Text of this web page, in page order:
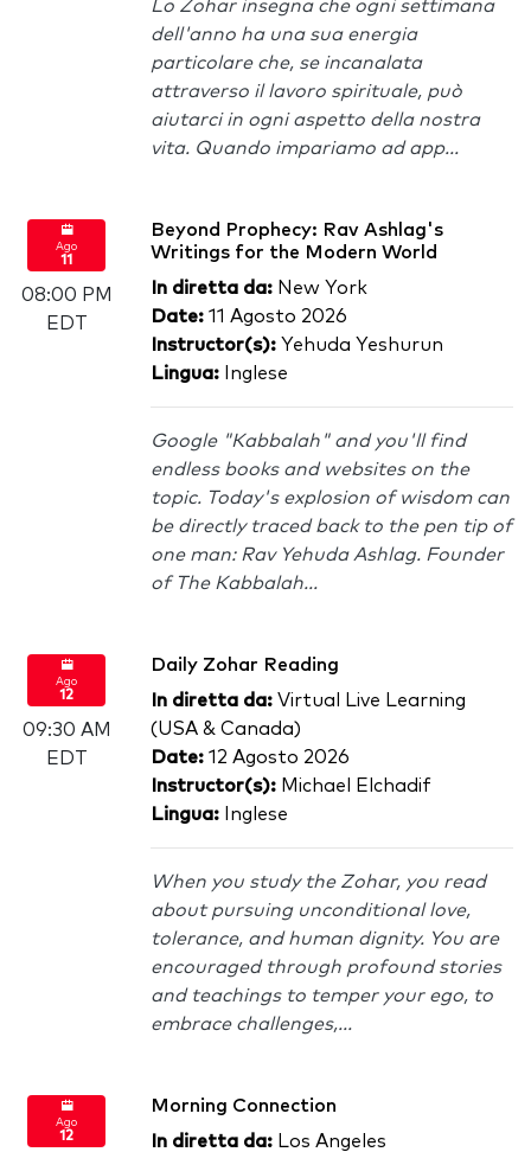
Lo Zohar insegna che ogni settimana
dell'anno ha una sua energia
particolare che, se incanalata
attraverso il lavoro spirituale, può
aiutarci in ogni aspetto della nostra
vita. Quando impariamo ad app...
Ago
11
08:00 PM
EDT
Beyond Prophecy: Rav Ashlag's
Writings for the Modern World
In diretta da: New York
Date: 11 Agosto 2026
Instructor(s): Yehuda Yeshurun
Lingua: Inglese
Google "Kabbalah" and you'll find
endless books and websites on the
topic. Today's explosion of wisdom can
be directly traced back to the pen tip of
one man: Rav Yehuda Ashlag. Founder
of The Kabbalah...
Ago
12
09:30 AM
EDT
Daily Zohar Reading
In diretta da: Virtual Live Learning
(USA & Canada)
Date: 12 Agosto 2026
Instructor(s): Michael Elchadif
Lingua: Inglese
When you study the Zohar, you read
about pursuing unconditional love,
tolerance, and human dignity. You are
encouraged through profound stories
and teachings to temper your ego, to
embrace challenges,...
Ago
12
Morning Connection
In diretta da: Los Angeles